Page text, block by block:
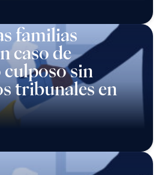
familias
caso de
sin
tribunales en